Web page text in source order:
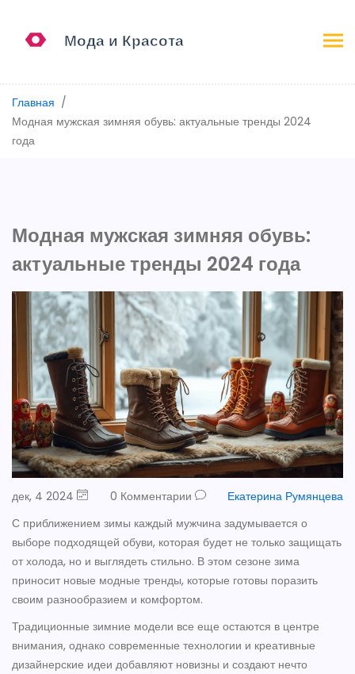
Главная
Модная мужская зимняя обувь: актуальные тренды 2024
года
Модная мужская зимняя обувь:
актуальные тренды 2024 года
дек, 4 2024 0 Комментарии
Екатерина Румянцева
С приближением зимы каждый мужчина задумывается о
выборе подходящей обуви, которая будет не только защищать
от холода, но и выглядеть стильно. В этом сезоне зима
приносит новые модные тренды, которые готовы поразить
своим разнообразием и комфортом.
Традиционные зимние модели все еще остаются в центре
внимания, однако современные технологии и креативные
дизайнерские идеи добавляют новизны и создают нечто